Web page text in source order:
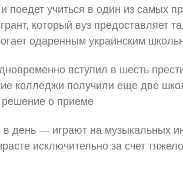
поедет учиться в один из самых
который вуз предоставляет
одаренным украинским
вступил в шесть
колледжи получили еще две
о приеме
день — играют на музыкальных
исключительно за счет